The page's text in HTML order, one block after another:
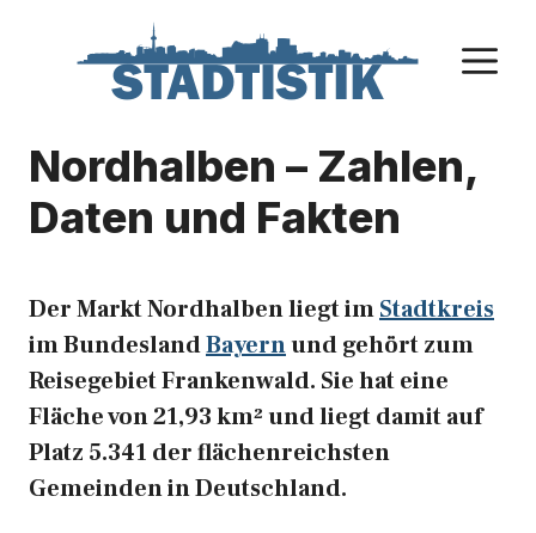
Nordhalben – Zahlen,
Daten und Fakten
Der Markt Nordhalben liegt imStadtkreis
im BundeslandBayernund gehört zum
Reisegebiet Frankenwald. Sie hat eine
Fläche von 21,93 km² und liegt damit auf
Platz 5.341 der flächenreichsten
Gemeinden in Deutschland.